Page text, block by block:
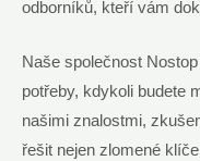
odborníků, kteří vám
Naše společnost
potřeby, kdykoli budete
našimi znalostmi,
řešit nejen zlomené